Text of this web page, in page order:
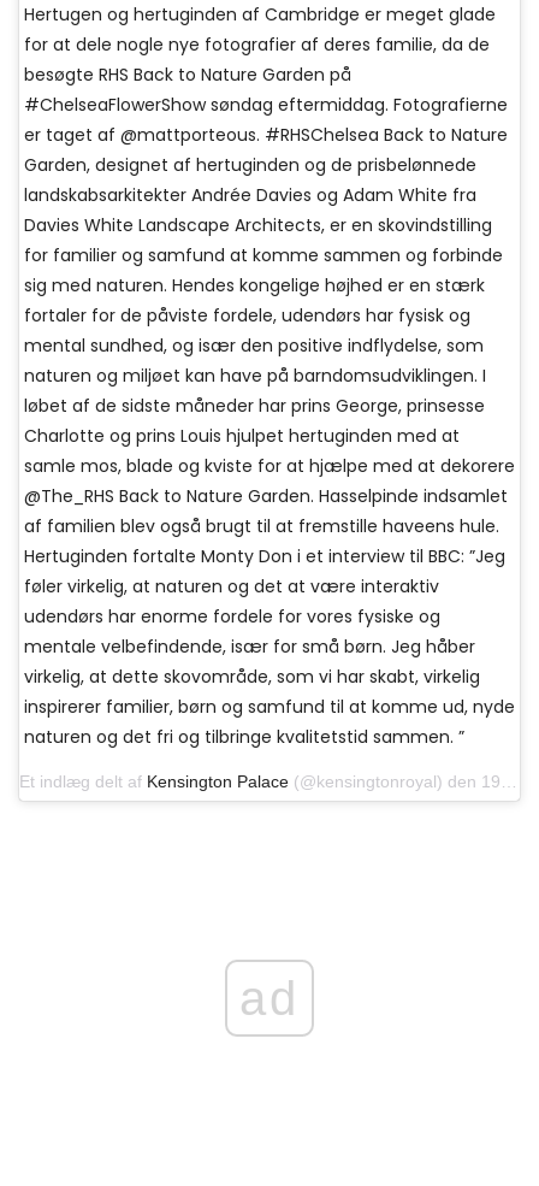
Hertugen og hertuginden af ​​Cambridge er meget glade
for at dele nogle nye fotografier af deres familie, da de
besøgte RHS Back to Nature Garden på
#ChelseaFlowerShow søndag eftermiddag. Fotografierne
er taget af @mattporteous. #RHSChelsea Back to Nature
Garden, designet af hertuginden og de prisbelønnede
landskabsarkitekter Andrée Davies og Adam White fra
Davies White Landscape Architects, er en skovindstilling
for familier og samfund at komme sammen og forbinde
sig med naturen. Hendes kongelige højhed er en stærk
fortaler for de påviste fordele, udendørs har fysisk og
mental sundhed, og især den positive indflydelse, som
naturen og miljøet kan have på barndomsudviklingen. I
løbet af de sidste måneder har prins George, prinsesse
Charlotte og prins Louis hjulpet hertuginden med at
samle mos, blade og kviste for at hjælpe med at dekorere
@The_RHS Back to Nature Garden. Hasselpinde indsamlet
af familien blev også brugt til at fremstille haveens hule.
Hertuginden fortalte Monty Don i et interview til BBC: ”Jeg
føler virkelig, at naturen og det at være interaktiv
udendørs har enorme fordele for vores fysiske og
mentale velbefindende, især for små børn. Jeg håber
virkelig, at dette skovområde, som vi har skabt, virkelig
inspirerer familier, børn og samfund til at komme ud, nyde
naturen og det fri og tilbringe kvalitetstid sammen. ”
Et indlæg delt af Kensington Palace (@kensingtonroyal) den 19. maj 2019 kl. 14:31 PDT
ad